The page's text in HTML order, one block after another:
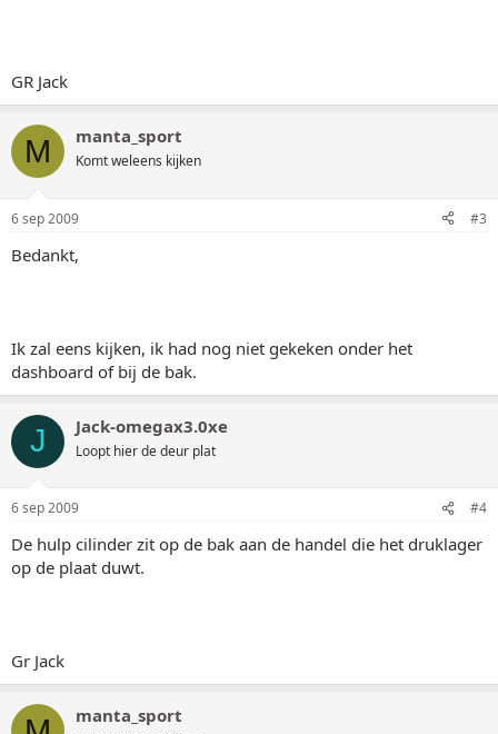
GR Jack
M manta_sport
Komt weleens kijken
6 sep 2009 #3
Bedankt,
Ik zal eens kijken, ik had nog niet gekeken onder het
dashboard of bij de bak.
J Jack-omegax3.0xe
Loopt hier de deur plat
6 sep 2009 #4
De hulp cilinder zit op de bak aan de handel die het druklager
op de plaat duwt.
Gr Jack
manta_sport